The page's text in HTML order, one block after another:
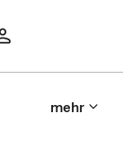
mehr